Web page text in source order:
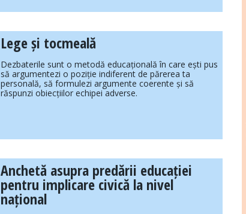
Lege și tocmeală
Dezbaterile sunt o metodă educațională în care ești pus
să argumentezi o poziție indiferent de părerea ta
personală, să formulezi argumente coerente și să
răspunzi obiecțiilor echipei adverse.
Anchetă asupra predării educației
pentru implicare civică la nivel
național